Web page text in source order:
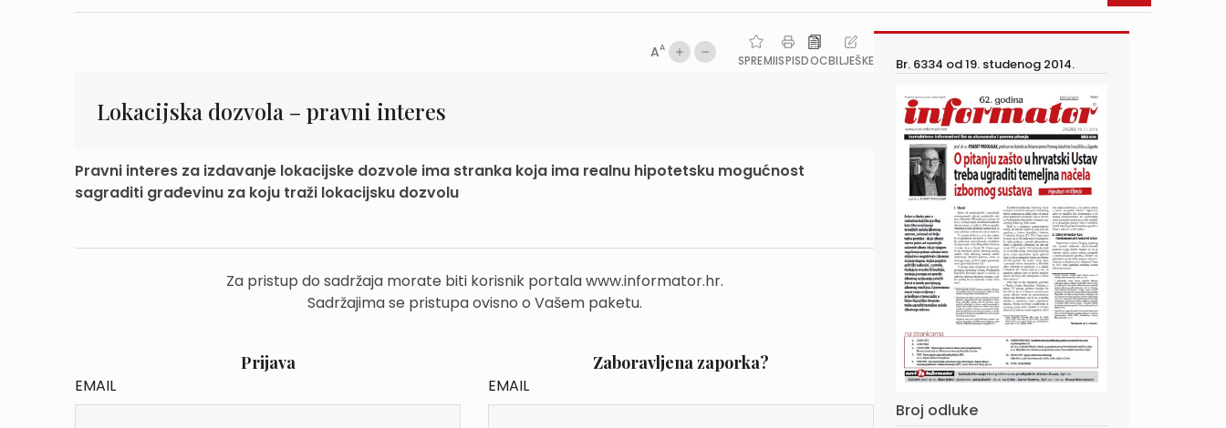
AA
SPREMIISPISDOCBILJEŠKE
Lokacijska dozvola – pravni interes
Pravni interes za izdavanje lokacijske dozvole ima stranka koja ima realnu hipotetsku mogućnost
sagraditi građevinu za koju traži lokacijsku dozvolu
Za pristup do sadržaja morate biti korisnik portala www.informator.hr.
Sadržajima se pristupa ovisno o Vašem paketu.
Prijava
EMAIL
Zaboravljena zaporka?
EMAIL
Br. 6334 od19. studenog 2014.
Broj odluke